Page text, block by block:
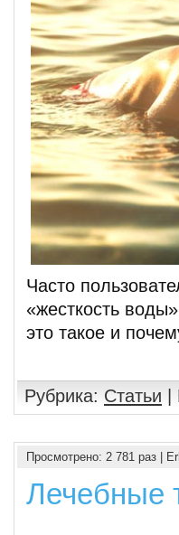
Часто
«жесткость
это такое и
Рубрика: Статьи
Просмотрено: 2 781 раз |
Лечебные